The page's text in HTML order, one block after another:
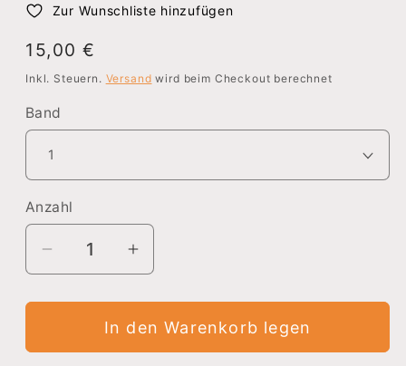
Zur Wunschliste hinzufügen
Normaler
Preis
15,00 €
Inkl. Steuern. Versand wird beim Checkout berechnet
Band
Anzahl
Verringere
Menge
My
Erhöhe
Menge
für
My
In den Warenkorb legen